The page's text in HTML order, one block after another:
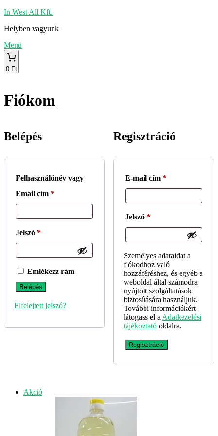
Tovább
tartalomhoz
In West All Kft.
Helyben vagyunk
Menü
0 Ft
Tópart ABC
Nemzeti Dohánybolt
Fiókom
Belépés
Felhasználónév vagy
Email cím *Kötelező
Jelszó *Kötelező
Emlékezz rám
Belépés
Elfelejtett jelszó?
Regisztráció
E-mail cím *Kötelező
Jelszó *Kötelező
Személyes adataidat a
fiókodhoz való
hozzáféréshez, és egyéb a
weboldal által számodra
nyújtott szolgáltatások
biztosítására használjuk.
További információkért
látogass el aAdatkezelési
tájékoztatóoldalra.
Regisztráció
AkcióAkciós